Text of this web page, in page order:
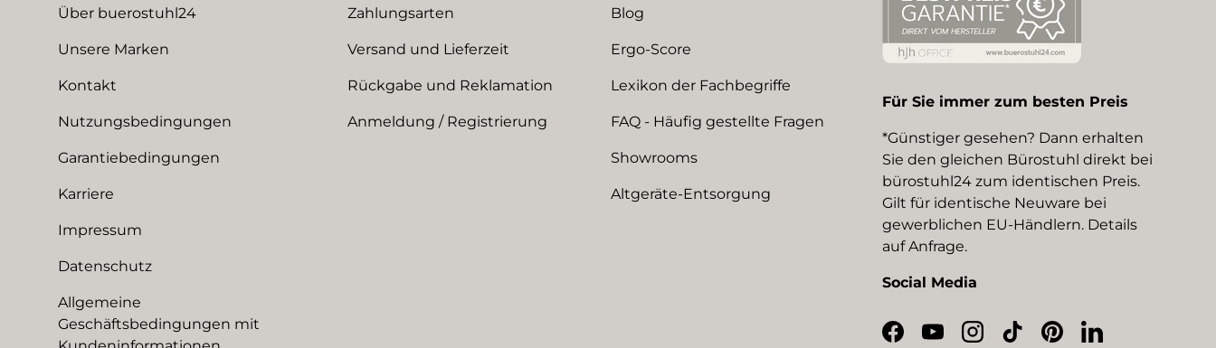
Über buerostuhl24
Unsere Marken
Kontakt
Nutzungsbedingungen
Garantiebedingungen
Karriere
Impressum
Datenschutz
Allgemeine
Geschäftsbedingungen mit
Zahlungsarten
Versand und Lieferzeit
Rückgabe und Reklamation
Anmeldung / Registrierung
Blog
Ergo-Score
Lexikon der Fachbegriffe
FAQ - Häufig gestellte Fragen
Showrooms
Altgeräte-Entsorgung
Für Sie immer zum besten Preis
*Günstiger gesehen? Dann erhalten
Sie den gleichen Bürostuhl direkt bei
bürostuhl24 zum identischen Preis.
Gilt für identische Neuware bei
gewerblichen EU-Händlern. Details
auf Anfrage.
Social Media
Facebook
YouTubeInstagram
TikTokPinterestLinkedIn